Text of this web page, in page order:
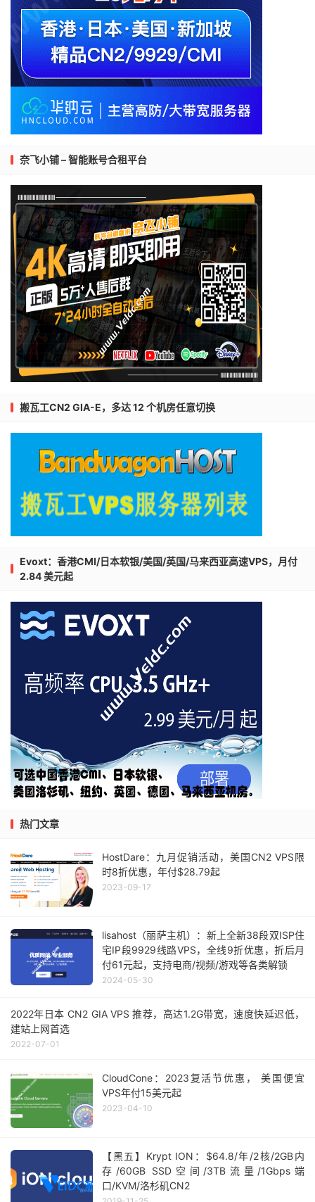
奈飞小铺 – 智能账号合租平台
搬瓦工CN2 GIA-E，多达 12 个机房任意切换
Evoxt：香港CMI/日本软银/美国/英国/马来西亚高速VPS，月付
2.84 美元起
热门文章
HostDare：九月促销活动，美国CN2 VPS限
时8折优惠，年付$28.79起
2023-09-17
lisahost（丽萨主机）：新上全新38段双ISP住
宅IP段9929线路VPS，全线9折优惠，折后月
付61元起，支持电商/视频/游戏等各类解锁
2024-05-30
2022年日本 CN2 GIA VPS 推荐，高达1.2G带宽，速度快延迟低，
建站上网首选
2022-07-01
CloudCone：2023复活节优惠， 美国便宜
VPS年付15美元起
2023-04-10
【黑五】Krypt ION：$64.8/年/2核/2GB内
存/60GB SSD空间/3TB流量/1Gbps端
口/KVM/洛杉矶CN2